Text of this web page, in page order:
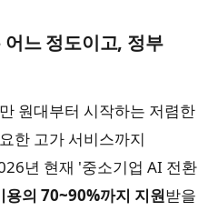
느 정도이고, 정부
원대부터 시작하는 저렴한
한 고가 서비스까지
년 현재 '중소기업 AI 전환
용의 70~90%까지 지원받을